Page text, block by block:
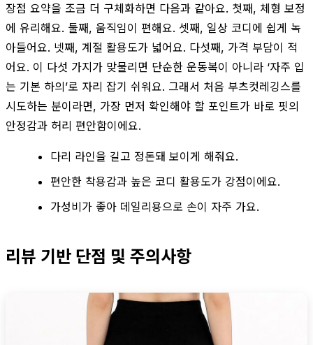
장점 요약을 조금 더 구체화하면 다음과 같아요. 첫째, 체형 보정
에 유리해요. 둘째, 움직임이 편해요. 셋째, 일상 코디에 쉽게 녹
아들어요. 넷째, 계절 활용도가 넓어요. 다섯째, 가격 부담이 적
어요. 이 다섯 가지가 맞물리면 단순한 운동복이 아니라 ‘자주 입
는 기본 하의’로 자리 잡기 쉬워요. 그래서 처음 부츠컷레깅스를
시도하는 분이라면, 가장 먼저 확인해야 할 포인트가 바로 핏의
안정감과 허리 편안함이에요.
다리 라인을 길고 정돈돼 보이게 해줘요.
편안한 착용감과 높은 코디 활용도가 강점이에요.
가성비가 좋아 데일리용으로 손이 자주 가요.
리뷰 기반 단점 및 주의사항